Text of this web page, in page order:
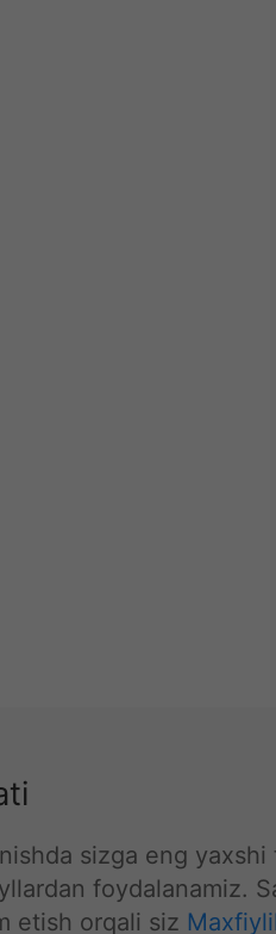
sizga eng
foydalanamiz.
etish orqali siz